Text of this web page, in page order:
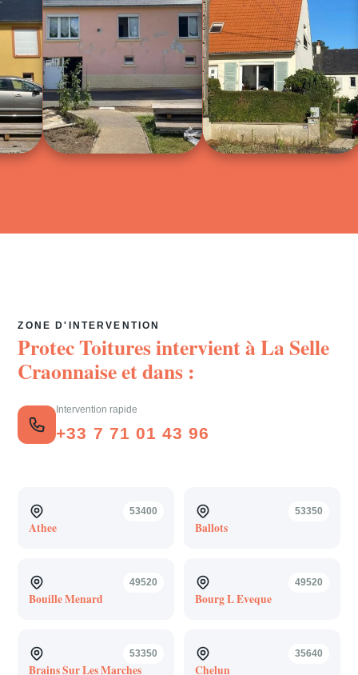
ZONE D'INTERVENTION
Protec Toitures intervient àLa Selle
Craonnaiseet dans :
Intervention rapide
+33 7 71 01 43 96
53400
Athee
53350
Ballots
49520
Bouille Menard
49520
Bourg L Eveque
53350
Brains Sur Les Marches
35640
Chelun